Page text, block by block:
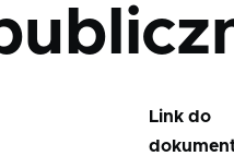
Link do